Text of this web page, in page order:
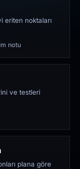
eriten noktaları
notu
ve testleri
plana göre